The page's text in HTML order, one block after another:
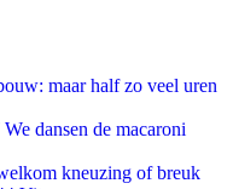
maar half zo veel uren
dansen de macaroni
kneuzing of breuk